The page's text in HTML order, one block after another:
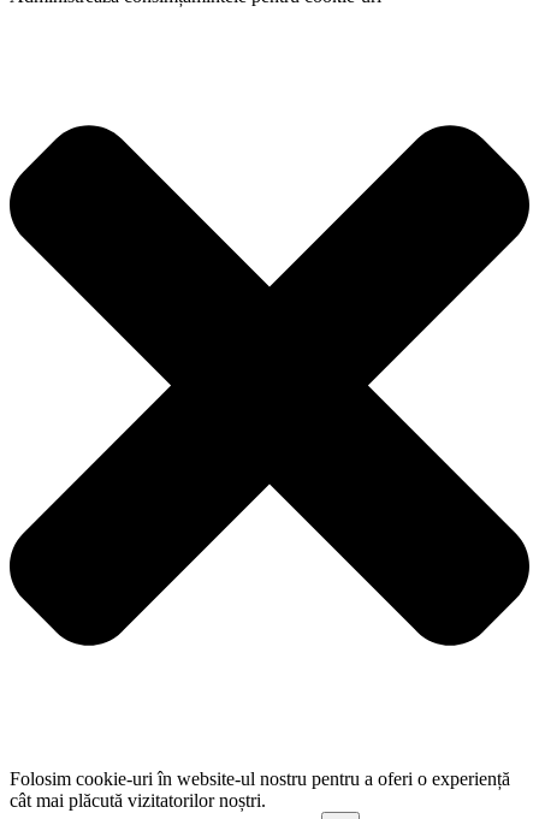
Folosim cookie-uri în website-ul nostru pentru a oferi o experiență
cât mai plăcută vizitatorilor noștri.